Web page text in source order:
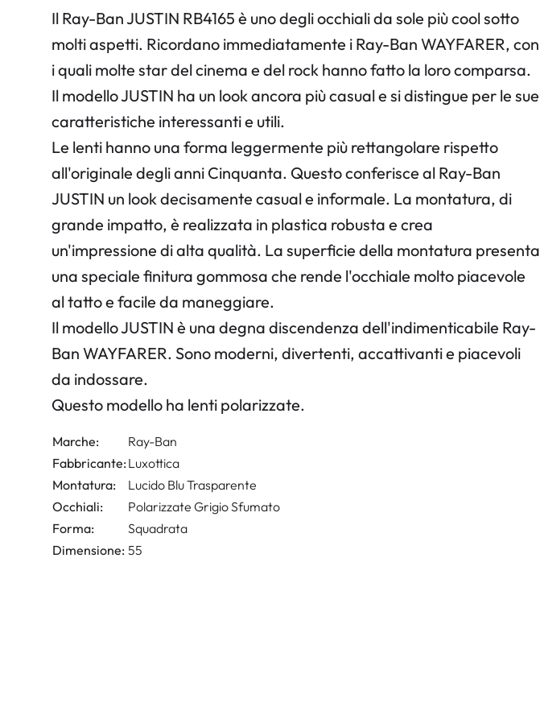
Il Ray-Ban JUSTIN RB4165 è uno degli occhiali da sole più cool sotto
molti aspetti. Ricordano immediatamente i Ray-Ban WAYFARER, con
i quali molte star del cinema e del rock hanno fatto la loro comparsa.
Il modello JUSTIN ha un look ancora più casual e si distingue per le sue
caratteristiche interessanti e utili.
Le lenti hanno una forma leggermente più rettangolare rispetto
all'originale degli anni Cinquanta. Questo conferisce al Ray-Ban
JUSTIN un look decisamente casual e informale. La montatura, di
grande impatto, è realizzata in plastica robusta e crea
un'impressione di alta qualità. La superficie della montatura presenta
una speciale finitura gommosa che rende l'occhiale molto piacevole
al tatto e facile da maneggiare.
Il modello JUSTIN è una degna discendenza dell'indimenticabile Ray-
Ban WAYFARER. Sono moderni, divertenti, accattivanti e piacevoli
da indossare.
Questo modello ha lenti polarizzate.
Marche:
Ray-Ban
Fabbricante: Luxottica
Montatura:
Lucido Blu Trasparente
Occhiali:
Polarizzate Grigio Sfumato
Forma:
Squadrata
Dimensione: 55